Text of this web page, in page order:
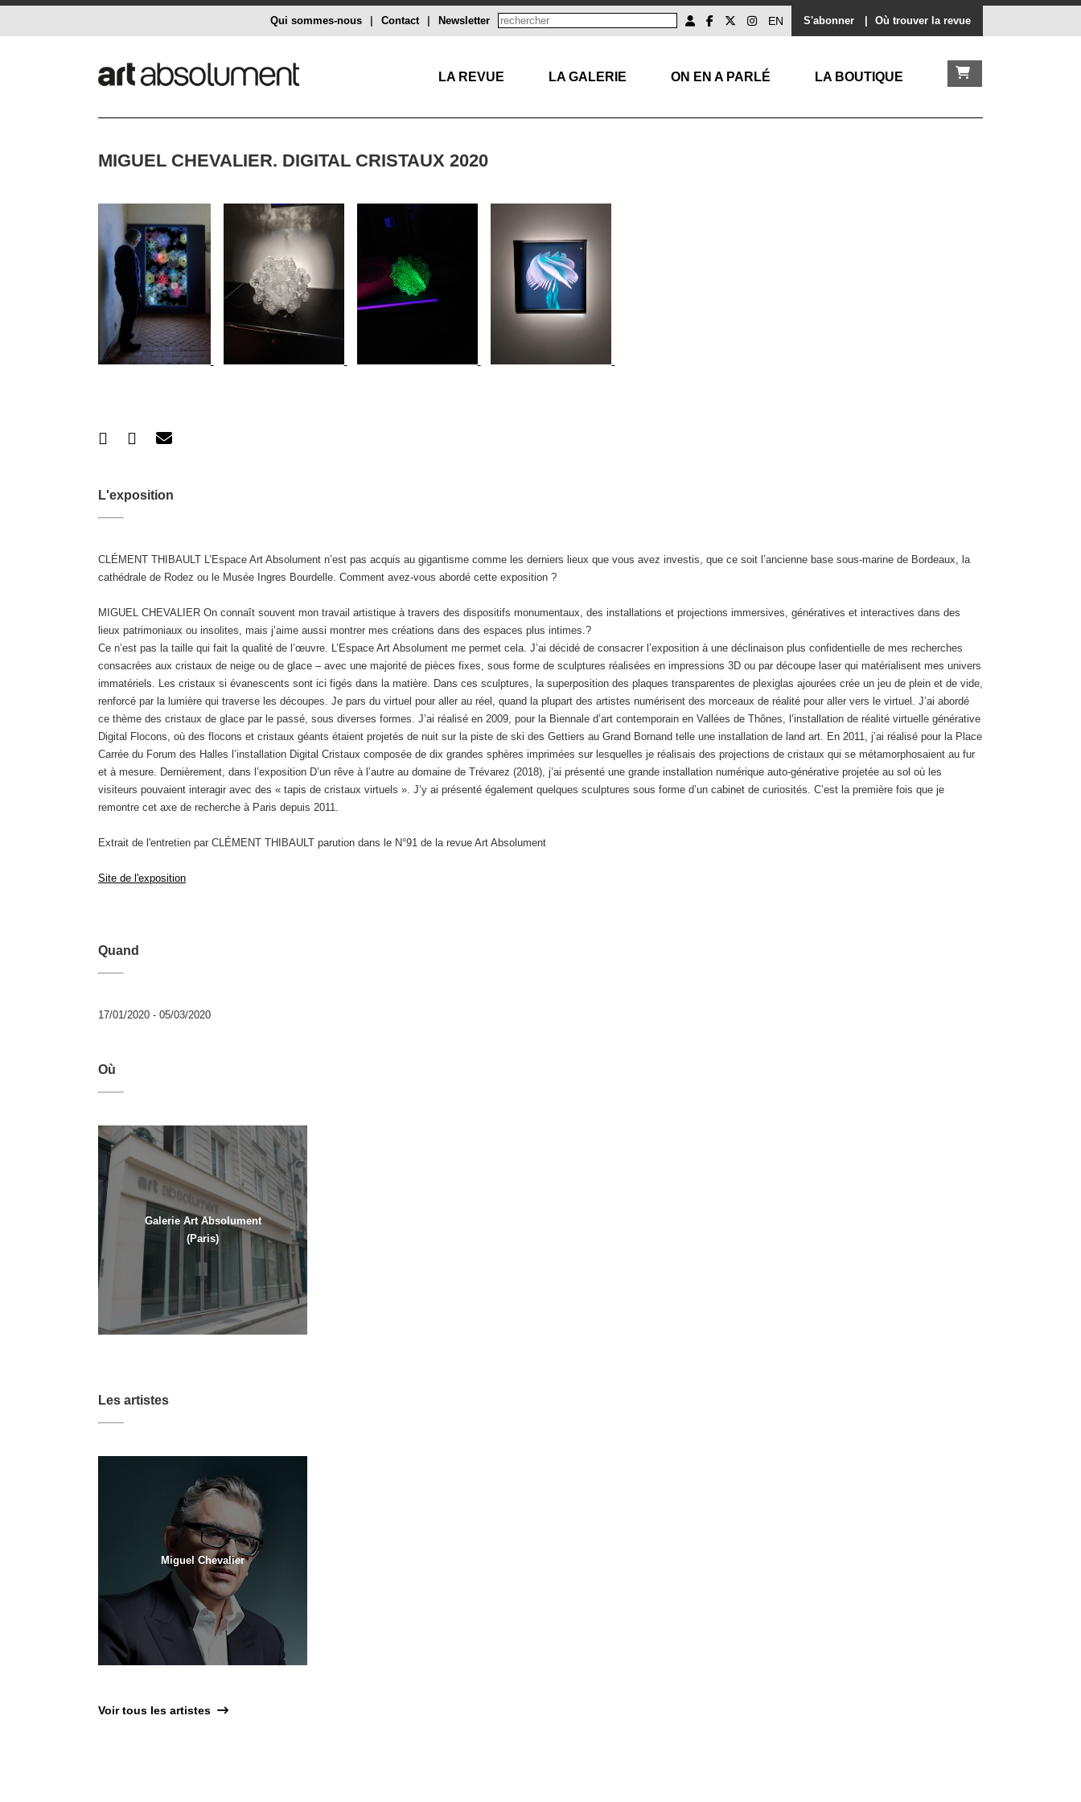
S'abonner Où trouver la revue
EN
Newsletter
Contact
Qui sommes-nous
LA REVUE LA GALERIE ON EN A PARLÉ LA BOUTIQUE
MIGUEL CHEVALIER. DIGITAL CRISTAUX 2020
L'exposition
CLÉMENT THIBAULT L’Espace Art Absolument n’est pas acquis au gigantisme comme les derniers lieux que vous avez investis, que ce soit l’ancienne base sous-marine de Bordeaux, la
cathédrale de Rodez ou le Musée Ingres Bourdelle. Comment avez-vous abordé cette exposition ?
MIGUEL CHEVALIER On connaît souvent mon travail artistique à travers des dispositifs monumentaux, des installations et projections immersives, génératives et interactives dans des
lieux patrimoniaux ou insolites, mais j’aime aussi montrer mes créations dans des espaces plus intimes.?
Ce n’est pas la taille qui fait la qualité de l’œuvre. L’Espace Art Absolument me permet cela. J’ai décidé de consacrer l’exposition à une déclinaison plus confidentielle de mes recherches
consacrées aux cristaux de neige ou de glace – avec une majorité de pièces fixes, sous forme de sculptures réalisées en impressions 3D ou par découpe laser qui matérialisent mes univers
immatériels. Les cristaux si évanescents sont ici figés dans la matière. Dans ces sculptures, la superposition des plaques transparentes de plexiglas ajourées crée un jeu de plein et de vide,
renforcé par la lumière qui traverse les découpes. Je pars du virtuel pour aller au réel, quand la plupart des artistes numérisent des morceaux de réalité pour aller vers le virtuel. J’ai abordé
ce thème des cristaux de glace par le passé, sous diverses formes. J’ai réalisé en 2009, pour la Biennale d’art contemporain en Vallées de Thônes, l’installation de réalité virtuelle générative
Digital Flocons, où des flocons et cristaux géants étaient projetés de nuit sur la piste de ski des Gettiers au Grand Bornand telle une installation de land art. En 2011, j’ai réalisé pour la Place
Carrée du Forum des Halles l’installation Digital Cristaux composée de dix grandes sphères imprimées sur lesquelles je réalisais des projections de cristaux qui se métamorphosaient au fur
et à mesure. Dernièrement, dans l’exposition D’un rêve à l’autre au domaine de Trévarez (2018), j’ai présenté une grande installation numérique auto-générative projetée au sol où les
visiteurs pouvaient interagir avec des « tapis de cristaux virtuels ». J’y ai présenté également quelques sculptures sous forme d’un cabinet de curiosités. C’est la première fois que je
remontre cet axe de recherche à Paris depuis 2011.
Extrait de l'entretien par CLÉMENT THIBAULT parution dans le N°91 de la revue Art Absolument
Site de l'exposition
Quand
17/01/2020 - 05/03/2020
Où
Galerie Art Absolument
(Paris)
Les artistes
Miguel Chevalier
Voir tous les artistes